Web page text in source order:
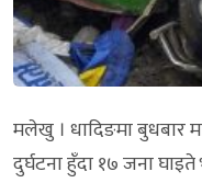
मलेखु । धादिङमा बुधबार
दुर्घटना हुँदा १७ जना